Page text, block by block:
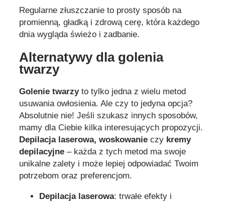
Regularne złuszczanie to prosty sposób na
promienną, gładką i zdrową cerę, która każdego
dnia wygląda świeżo i zadbanie.
Alternatywy dla golenia
twarzy
Golenie twarzyto tylko jedna z wielu metod
usuwania owłosienia. Ale czy to jedyna opcja?
Absolutnie nie! Jeśli szukasz innych sposobów,
mamy dla Ciebie kilka interesujących propozycji.
Depilacja laserowa, woskowanie czy kremy
depilacyjne – każda z tych metod ma swoje
unikalne zalety i może lepiej odpowiadać Twoim
potrzebom oraz preferencjom.
Depilacja laserowa: trwałe efekty i